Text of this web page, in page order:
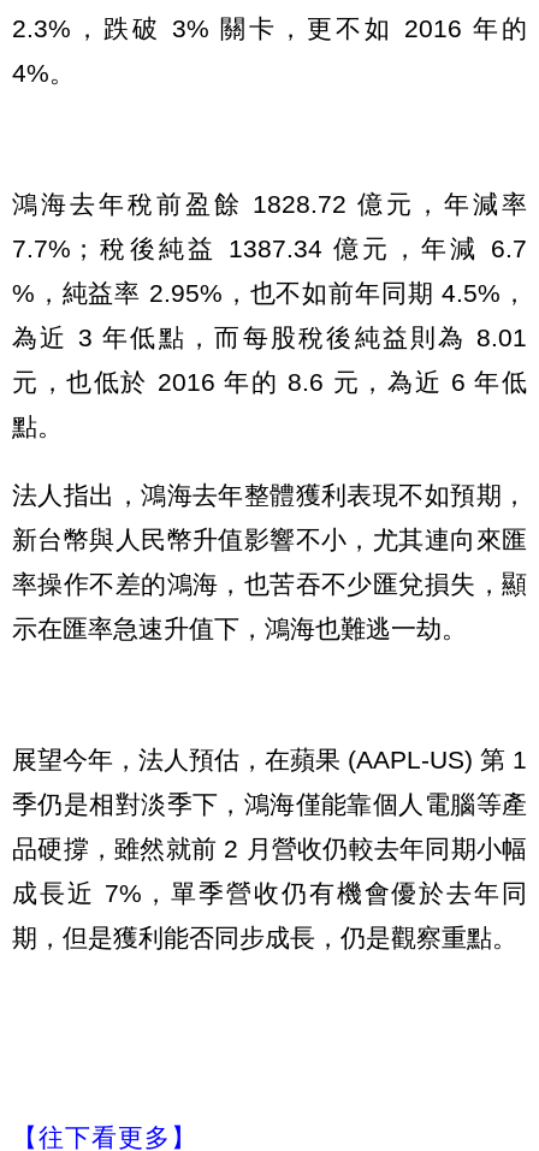
2.3%，跌破 3% 關卡，更不如 2016 年的
4%。
鴻海去年稅前盈餘 1828.72 億元，年減率
7.7%；稅後純益 1387.34 億元，年減 6.7
%，純益率 2.95%，也不如前年同期 4.5%，
為近 3 年低點，而每股稅後純益則為 8.01
元，也低於 2016 年的 8.6 元，為近 6 年低
點。
法人指出，鴻海去年整體獲利表現不如預期，
新台幣與人民幣升值影響不小，尤其連向來匯
率操作不差的鴻海，也苦吞不少匯兌損失，顯
示在匯率急速升值下，鴻海也難逃一劫。
展望今年，法人預估，在蘋果 (AAPL-US) 第 1
季仍是相對淡季下，鴻海僅能靠個人電腦等產
品硬撐，雖然就前 2 月營收仍較去年同期小幅
成長近 7%，單季營收仍有機會優於去年同
期，但是獲利能否同步成長，仍是觀察重點。
【往下看更多】